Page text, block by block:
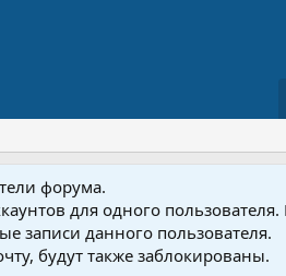
форума.
для одного
записи данного пользователя.
будут также заблокированы.